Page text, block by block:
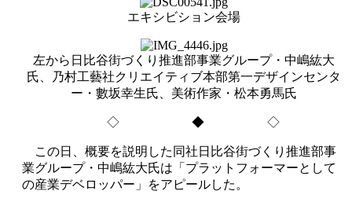
エキシビション会場
左から日比谷街づくり推進部事業グループ・中嶋紘大
氏、乃村工藝社クリエイティブ本部第一デザインセンタ
ー・數坂幸生氏、美術作家・松本勇馬氏
◇ ◆ ◇
この日、概要を説明した同社日比谷街づくり推進部事
業グループ・中嶋紘大氏は「プラットフォーマーとして
の産業デベロッパー」をアピールした。